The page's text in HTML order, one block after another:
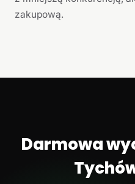
zakupową.
Darmowa